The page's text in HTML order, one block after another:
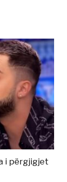
i përgjigjet